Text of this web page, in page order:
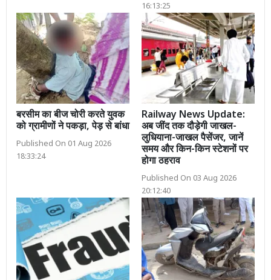
16:13:25
बरसीम का बीज चोरी करते युवक
को ग्रामीणों ने पकड़ा, पेड़ से बांधा
Published On 01 Aug 2026
18:33:24
Railway News Update:
अब जींद तक दौड़ेगी जाखल-
लुधियाना-जाखल पैसेंजर, जानें
समय और किन-किन स्टेशनों पर
होगा ठहराव
Published On 03 Aug 2026
20:12:40